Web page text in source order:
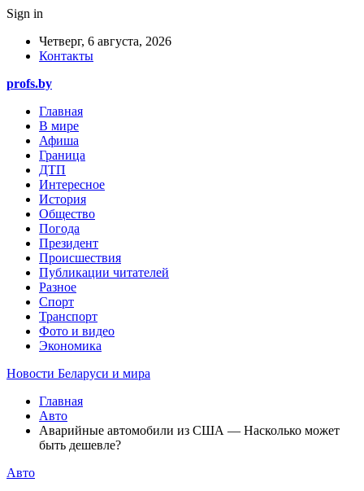
Sign in
Четверг, 6 августа, 2026
Контакты
profs.by
Главная
В мире
Афиша
Граница
ДТП
Интересное
История
Общество
Погода
Президент
Происшествия
Публикации читателей
Разное
Спорт
Транспорт
Фото и видео
Экономика
Новости Беларуси и мира
Главная
Авто
Аварийные автомобили из США — Насколько может
быть дешевле?
Авто